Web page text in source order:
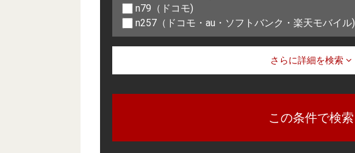
n79（ドコモ)
n257（ドコモ・au・ソフトバンク・楽天モバイル)
さらに詳細を検索
この条件で検索